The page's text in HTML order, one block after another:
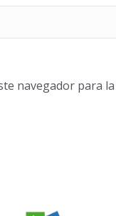
navegador para